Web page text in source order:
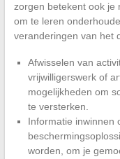
zorgen betekent ook je
om te leren
veranderingen van het
Afwisselen van
vrijwilligerswerk of
mogelijkheden om
te versterken.
Informatie inwinnen
worden, om je